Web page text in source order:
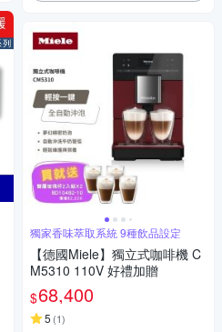
獨家香味萃取系統 9種飲品設定
【德國Miele】獨立式咖啡機 C
M5310 110V 好禮加贈
$68,400
5 (1)